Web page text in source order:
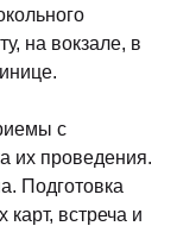
на вокзале, в
с
их проведения.
Подготовка
карт, встреча и